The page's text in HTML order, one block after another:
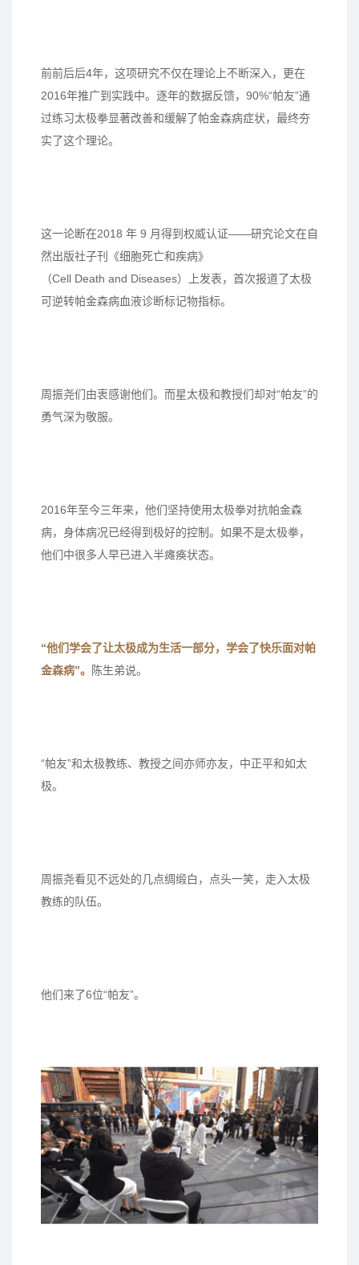
前前后后4年，这项研究不仅在理论上不断深入，更在
2016年推广到实践中。逐年的数据反馈，90%“帕友”通
过练习太极拳显著改善和缓解了帕金森病症状，最终夯
实了这个理论。
这一论断在2018 年 9 月得到权威认证——研究论文在自
然出版社子刊《细胞死亡和疾病》
（Cell Death and Diseases）上发表，首次报道了太极
可逆转帕金森病血液诊断标记物指标。
周振尧们由衷感谢他们。而星太极和教授们却对“帕友”的
勇气深为敬服。
2016年至今三年来，他们坚持使用太极拳对抗帕金森
病，身体病况已经得到极好的控制。如果不是太极拳，
他们中很多人早已进入半瘫痪状态。
“他们学会了让太极成为生活一部分，学会了快乐面对帕
金森病”。
陈生弟说。
“帕友”和太极教练、教授之间亦师亦友，中正平和如太
极。
周振尧看见不远处的几点绸缎白，点头一笑，走入太极
教练的队伍。
他们来了6位“帕友”。